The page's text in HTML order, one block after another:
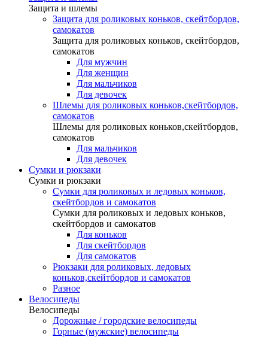
Защита и шлемы
Защита для роликовых коньков, скейтбордов,
самокатов
Защита для роликовых коньков, скейтбордов,
самокатов
Для мужчин
Для женщин
Для мальчиков
Для девочек
Шлемы для роликовых коньков,скейтбордов,
самокатов
Шлемы для роликовых коньков,скейтбордов,
самокатов
Для мальчиков
Для девочек
Сумки и рюкзаки
Сумки и рюкзаки
Сумки для роликовых и ледовых коньков,
скейтбордов и самокатов
Сумки для роликовых и ледовых коньков,
скейтбордов и самокатов
Для коньков
Для скейтбордов
Для самокатов
Рюкзаки для роликовых, ледовых
коньков,скейтбордов и самокатов
Разное
Велосипеды
Велосипеды
Дорожные / городские велосипеды
Горные (мужские) велосипеды